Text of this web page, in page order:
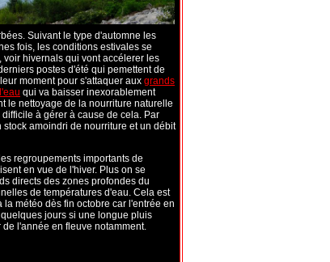
Suivant le type d'automne les
fois, les conditions estivales se
voir hivernals qui vont accélerer les
postes d'été qui pemettent de
moment pour s'attaquer aux grands
qui va baisser inexorablement
le nettoyage de la nourriture naturelle
à gérer à cause de cela. Par
amoindri de nourriture et un débit
regroupements importants de
en vue de l'hiver. Plus on se
directs des zones profondes du
de températures d'eau. Cela est
la météo dès fin octobre car l'entrée en
jours si une longue pluis
l'année en fleuve notamment.